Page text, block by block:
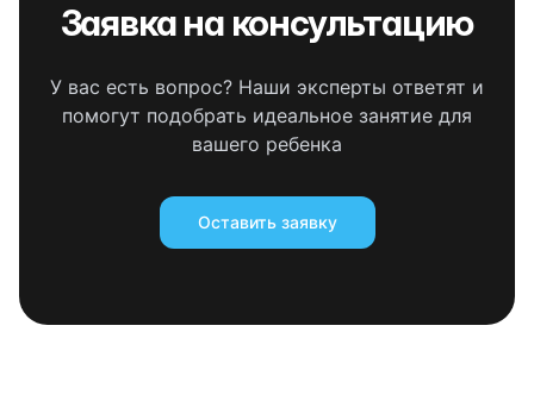
Заявка на консультацию
У вас есть вопрос? Наши эксперты ответят и
помогут подобрать идеальное занятие для
вашего ребенка
Оставить заявку